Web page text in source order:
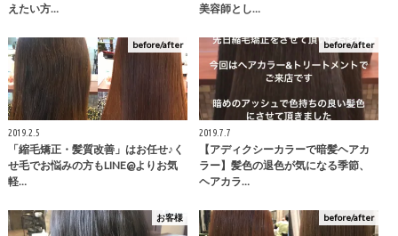
えたい方…
美容師とし…
before/after
2019.2.5
「縮毛矯正・髪質改善」はお任せ♪く
せ毛でお悩みの方もLINE@よりお気
軽…
before/after
2019.7.7
【アディクシーカラーで暗髪ヘアカ
ラー】髪色の退色が気になる季節、
ヘアカラ…
お客様 before/after